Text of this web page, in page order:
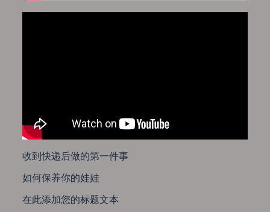
收到快递后做的第一件事
如何保养你的娃娃
在此添加您的标题文本